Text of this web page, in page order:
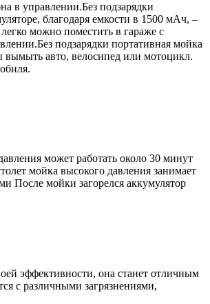
в управлении.Без подзарядки
благодаря емкости в 1500 мАч, –
можно поместить в гараже с
подзарядки портативная мойка
вымыть авто, велосипед или мотоцикл.
может работать около 30 минут
мойка высокого давления занимает
После мойки загорелся аккумулятор
эффективности, она станет отличным
с различными загрязнениями,